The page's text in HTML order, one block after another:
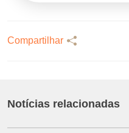
Compartilhar
Notícias relacionadas